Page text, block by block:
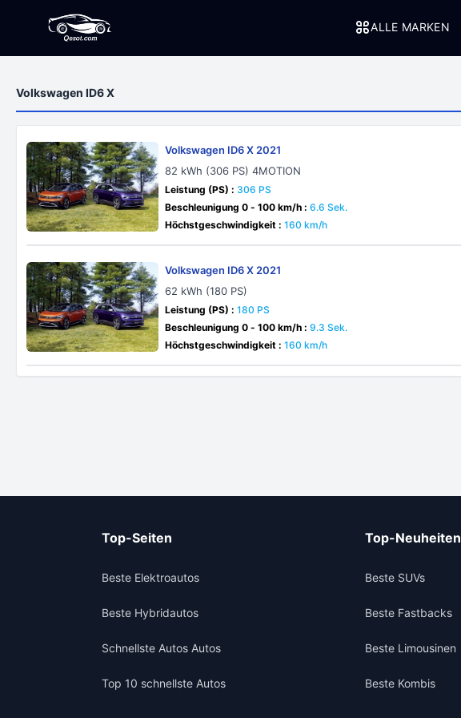
ALLE MARKEN
Volkswagen ID6 X
Volkswagen ID6 X 2021
82 kWh (306 PS) 4MOTION
Leistung (PS) : 306 PS
Beschleunigung 0 - 100 km/h : 6.6 Sek.
Höchstgeschwindigkeit : 160 km/h
Volkswagen ID6 X 2021
62 kWh (180 PS)
Leistung (PS) : 180 PS
Beschleunigung 0 - 100 km/h : 9.3 Sek.
Höchstgeschwindigkeit : 160 km/h
Top-Seiten
Beste Elektroautos
Beste Hybridautos
Schnellste Autos Autos
Top 10 schnellste Autos
Top-Neuheiten
Beste SUVs
Beste Fastbacks
Beste Limousinen
Beste Kombis